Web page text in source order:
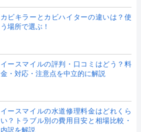
カビキラーとカビハイターの違いは？使
う場所で選ぶ！
イースマイルの評判・口コミはどう？料
金・対応・注意点を中立的に解説
イースマイルの水道修理料金はどれくら
い？トラブル別の費用目安と相場比較・
内訳を解説